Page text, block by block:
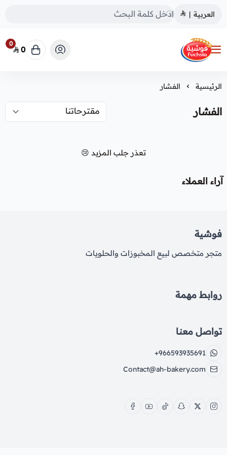
العربية |
فوشية
0
0
الرئيسية الفشار
الفشار
تعذر جلب المزيد 😢
آراء العملاء
فوشية
متجر متخصص لبيع المخبوزات والحلويات
روابط مهمة
تواصل معنا
+966593935691
Contact@ah-bakery.com